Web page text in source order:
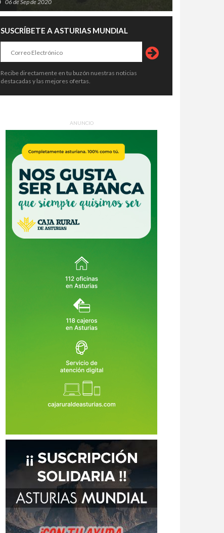
06 de Sep de 2020
SUSCRÍBETE A ASTURIAS MUNDIAL
Recibe directamente en tu buzón nuestras noticias
destacadas y las mejores ofertas.
ANUNCIO